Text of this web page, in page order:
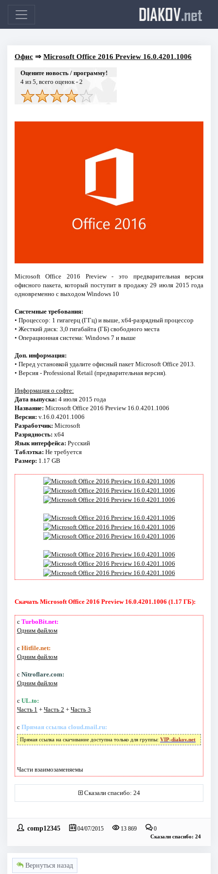
DIAKOV.net
Офис⇒ Microsoft Office 2016 Preview 16.0.4201.1006
Оцените новость / программу!
4из 5, всего оценок - 2
Microsoft Office 2016 Preview - это предварительная версия
офисного пакета, который поступит в продажу 29 июля 2015 года
одновременно с выходом Windows 10
Системные требования:
• Процессор: 1 гигагерц (ГГц) и выше, x64-разрядный процессор
• Жесткий диск: 3,0 гигабайта (ГБ) свободного места
• Операционная система: Windows 7 и выше
Доп. информация:
• Перед установкой удалите офисный пакет Microsoft Office 2013.
• Версия - Professional Retail (предварительная версия).
Информация о софте:
Дата выпуска: 4 июля 2015 года
Название: Microsoft Office 2016 Preview 16.0.4201.1006
Версия: v.16.0.4201.1006
Разработчик: Microsoft
Разрядность: x64
Язык интерфейса: Русский
Таблэтка: Не требуется
Размер: 1.17 GB
Скачать Microsoft Office 2016 Preview 16.0.4201.1006 (1.17 ГБ):
с TurboBit.net:
Одним файлом
с Hitfile.net:
Одним файлом
с Nitroflare.com:
Одним файлом
с UL.to:
Часть 1 + Часть 2 + Часть 3
с Прямая ссылка cloud.mail.ru:
Прямая ссылка на скачивание доступна только для группы: VIP-diakov.net
Части взаимозаменяемы
Сказали спасибо: 24
comp12345 04/07/2015 13 869 0
Сказали спасибо: 24
Вернуться назад